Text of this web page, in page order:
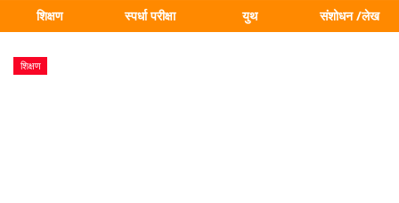
शिक्षण
स्पर्धा परीक्षा युथ संशोधन /लेख
मुख्य
Contact
शिक्षण